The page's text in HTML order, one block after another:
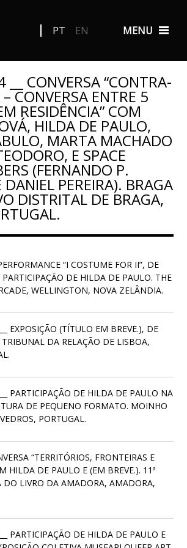
MENU
PT EN
CONVERSA “CONTRA-
CONVERSA ENTRE 5
RESIDÊNCIA” COM
HILDA DE PAULO,
MARTA MACHADO
E SPACE
(FERNANDO P.
DANIEL PEREIRA). BRAGA
DISTRITAL DE BRAGA,
“I COSTUME FOR II”, DE
PARTICIPAÇÃO DE HILDA DE PAULO. THE
WELLINGTON, NOVA ZELÂNDIA.
EXPOSIÇÃO (TÍTULO EM BREVE.), DE
DA RELAÇÃO DE LISBOA,
PARTICIPAÇÃO DE HILDA DE PAULO NA
DE PEQUENO FORMATO. MOINHO
PORTUGAL.
“TERRITÓRIOS, FRONTEIRAS E
HILDA DE PAULO E (EM BREVE.). 11ª
DO LIVRO DA AMADORA, AMADORA,
PARTICIPAÇÃO DE HILDA DE PAULO E